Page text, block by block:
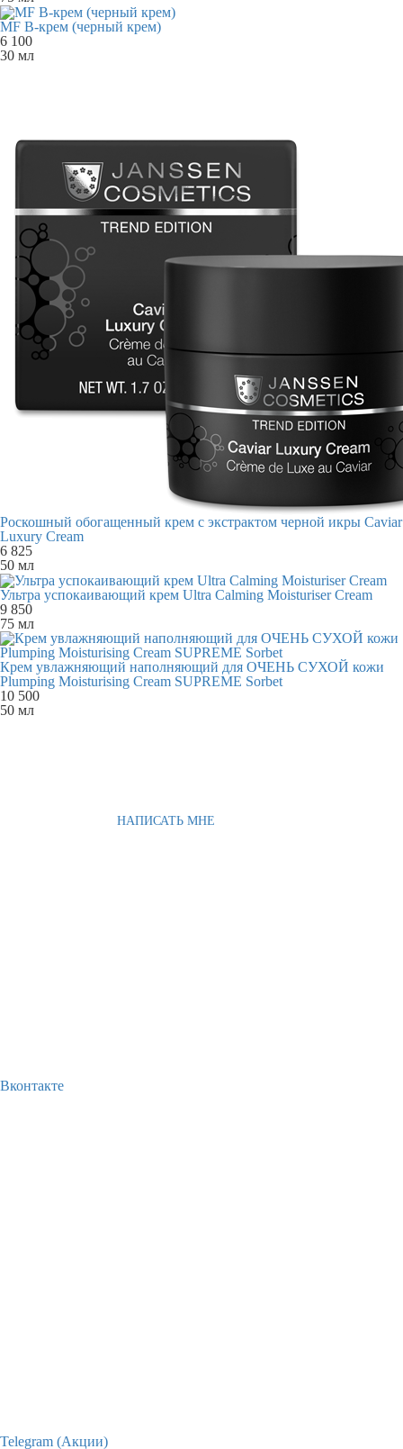
MF B-крем (черный крем)
6 100
30 мл
Роскошный обогащенный крем с экстрактом черной икры Caviar
Luxury Cream
6 825
50 мл
Ультра успокаивающий крем Ultra Calming Moisturiser Cream
9 850
75 мл
Крем увлажняющий наполняющий для ОЧЕНЬ СУХОЙ кожи
Plumping Moisturising Cream SUPREME Sorbet
10 500
50 мл
НАПИСАТЬ МНЕ
Вконтакте
Telegram (Акции)